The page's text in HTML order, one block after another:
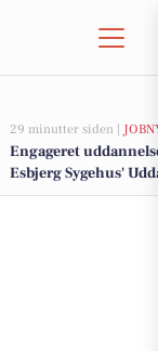
29 minutter siden |
Engageret
Esbjerg Sygehus'